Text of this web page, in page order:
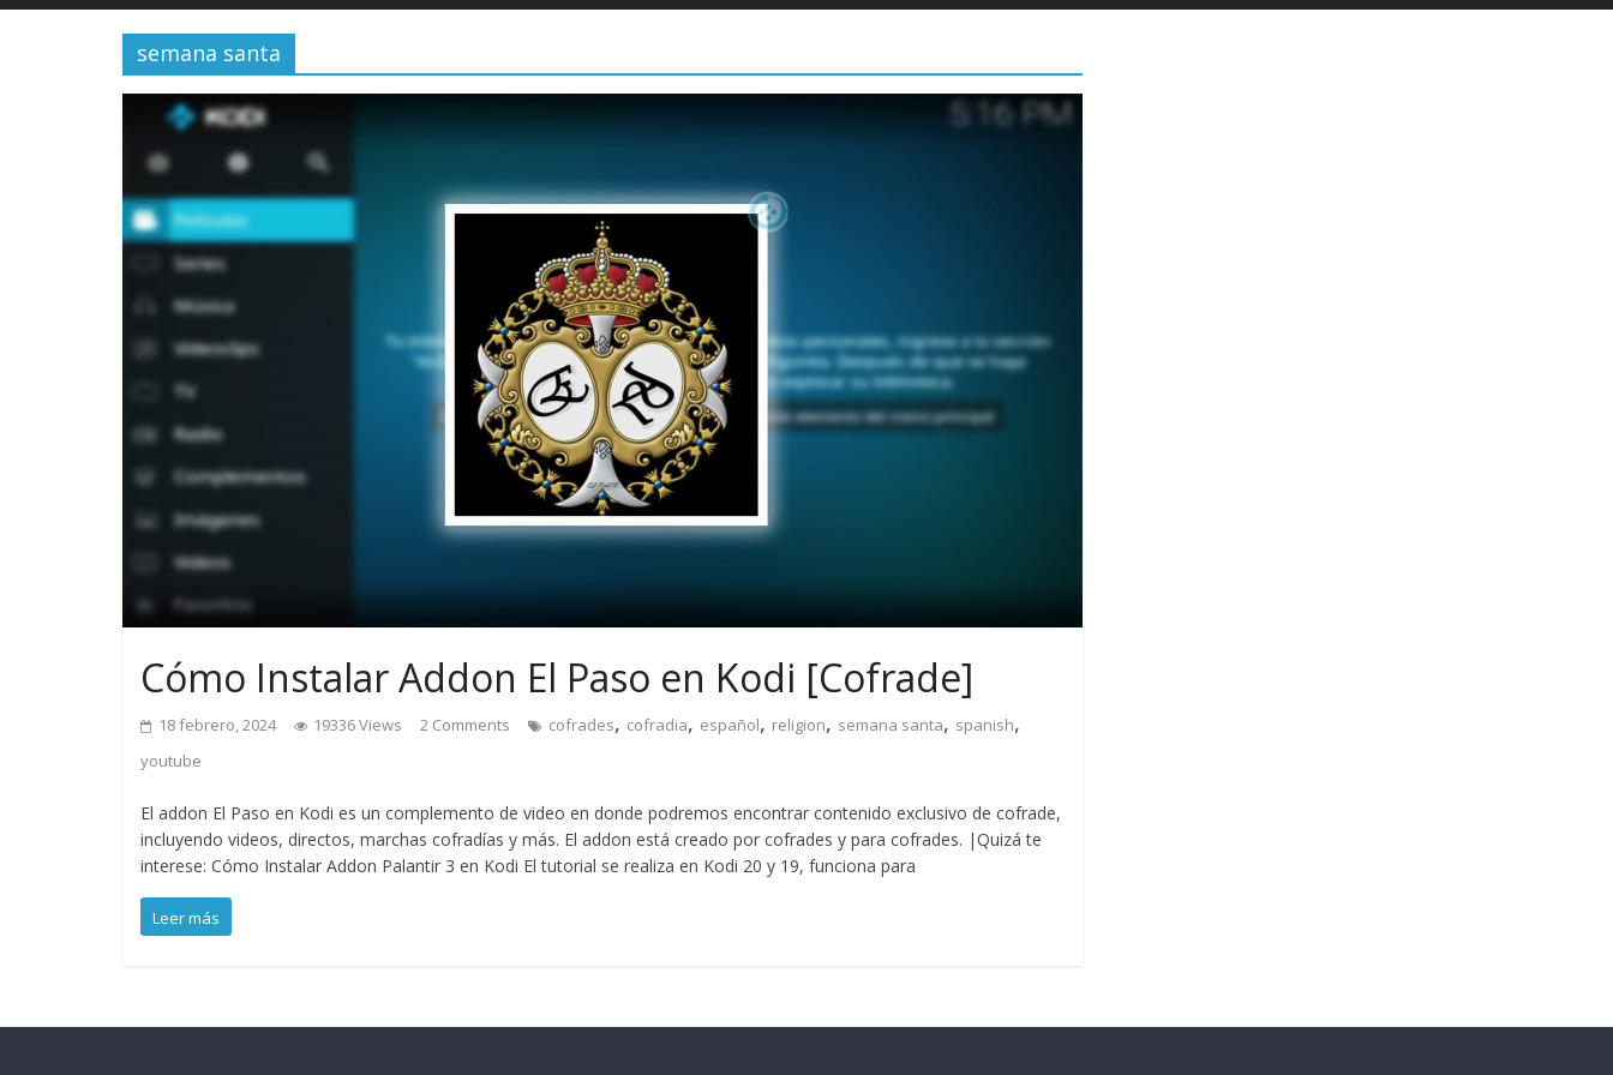
semana santa
Cómo Instalar Addon El Paso en Kodi [Cofrade]
18 febrero, 2024 19336 Views 2 Comments cofrades, cofradia, español, religion, semana santa, spanish,
youtube
El addon El Paso en Kodi es un complemento de video en donde podremos encontrar contenido exclusivo de cofrade,
incluyendo videos, directos, marchas cofradías y más. El addon está creado por cofrades y para cofrades. |Quizá te
interese: Cómo Instalar Addon Palantir 3 en Kodi El tutorial se realiza en Kodi 20 y 19, funciona para
Leer más